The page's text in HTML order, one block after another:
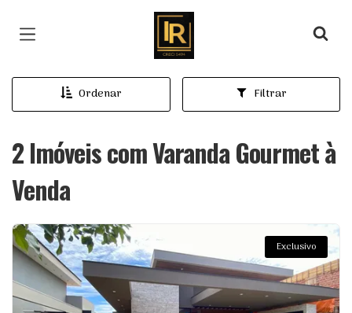
Página inicial
Ordenar Filtrar
2 Imóveis com Varanda Gourmet à
Venda
Exclusivo